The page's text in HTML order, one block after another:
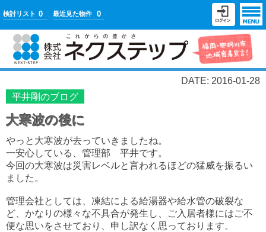
検討リスト 0 最近見た物件 0
DATE: 2016-01-28
平井剛のブログ
大寒波の後に
やっと大寒波が去っていきましたね。
一安心している、管理部 平井です。
今回の大寒波は災害レベルと言われるほどの猛威を振るい
ました。
管理会社としては、凍結による給湯器や給水管の破裂な
ど、かなりの様々な不具合が発生し、ご入居者様にはご不
便な思いをさせており、申し訳なく思っております。